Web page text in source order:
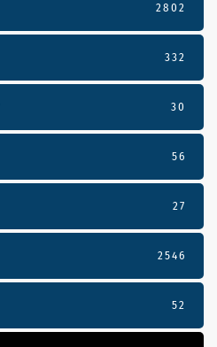
2802
332
30
56
27
2546
52